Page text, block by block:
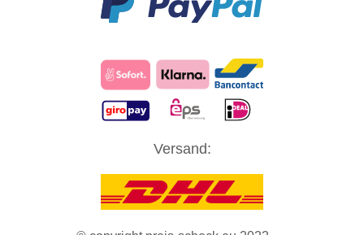
zu Ihren Rechten als Benutzer finden Sie in unserer
Cookies zu akzeptieren und direkt unsere Website besuchen zu
ZUSTIMMUNG
Versand: